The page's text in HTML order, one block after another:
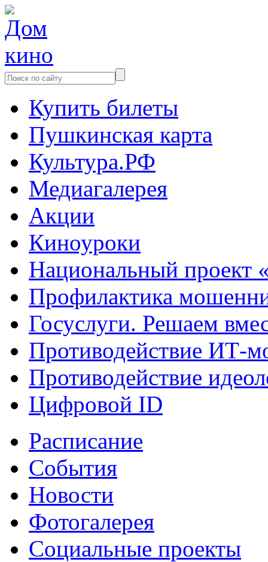
Купить билеты
Пушкинская карта
Культура.РФ
Медиагалерея
Акции
Киноуроки
Национальный проект
Профилактика
Госуслуги. Решаем
Противодействие ИТ-
Противодействие
Цифровой ID
Расписание
События
Новости
Фотогалерея
Социальные проекты